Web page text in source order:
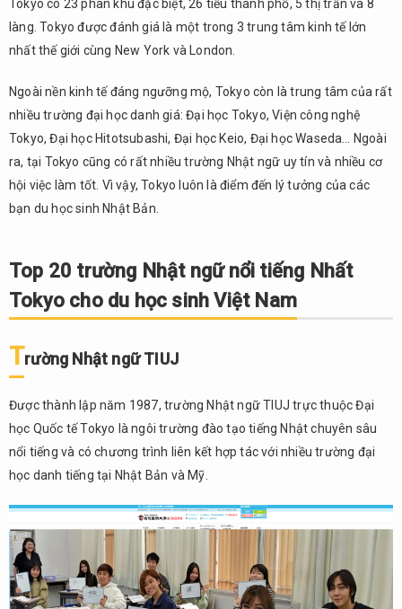
Nhật
ngữ
TIUJ
Trường
Nhật ngữ
Human
Academy
2.3.
Học viện
Aoyama
Trường
UJS
viện
Nhật
Ngữ
Tế
Tokyo
Trường
Nhật
Tokyo có 23 phân khu đặc biệt, 26 tiểu thành phố, 5 thị trấn và 8
làng. Tokyo được đánh giá là một trong 3 trung tâm kinh tế lớn
nhất thế giới cùng New York và London.
Ngoài nền kinh tế đáng ngưỡng mộ, Tokyo còn là trung tâm của rất
nhiều trường đại học danh giá: Đại học Tokyo, Viện công nghệ
Tokyo, Đại học Hitotsubashi, Đại học Keio, Đại học Waseda… Ngoài
ra, tại Tokyo cũng có rất nhiều trường Nhật ngữ uy tín và nhiều cơ
hội việc làm tốt. Vì vậy, Tokyo luôn là điểm đến lý tưởng của các
bạn du học sinh Nhật Bản.
Top 20 trường Nhật ngữ nổi tiếng Nhất
Tokyo cho du học sinh Việt Nam
Trường Nhật ngữ TIUJ
Được thành lập năm 1987, trường Nhật ngữ TIUJ trực thuộc Đại
học Quốc tế Tokyo là ngôi trường đào tạo tiếng Nhật chuyên sâu
nổi tiếng và có chương trình liên kết hợp tác với nhiều trường đại
học danh tiếng tại Nhật Bản và Mỹ.